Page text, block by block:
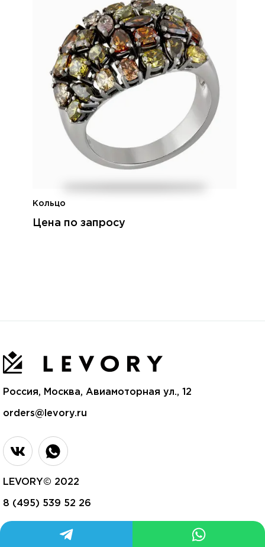
Кольцо
Цена по запросу
Россия, Москва, Авиамоторная ул., 12
orders@levory.ru
LEVORY© 2022
8 (495) 539 52 26